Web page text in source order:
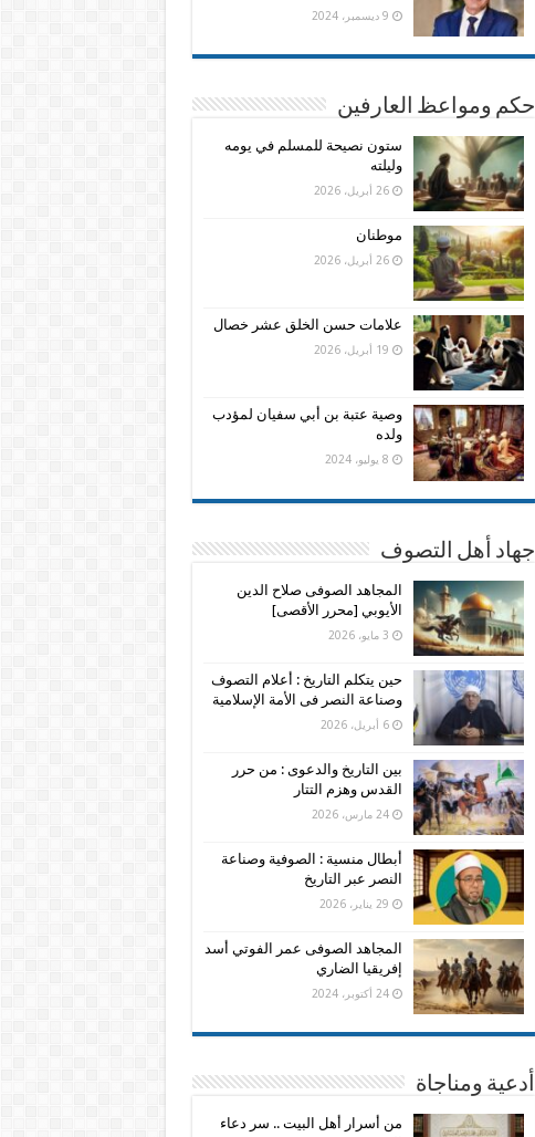
9 ديسمبر، 2024
حكم ومواعظ العارفين
ستون نصيحة للمسلم في يومه
وليلته
26 أبريل، 2026
موطنان
26 أبريل، 2026
علامات حسن الخلق عشر خصال
19 أبريل، 2026
وصية عتبة بن أبي سفيان لمؤدب
ولده
8 يوليو، 2024
جهاد أهل التصوف
المجاهد الصوفى صلاح الدين
الأيوبي [محرر الأقصى]
3 مايو، 2026
حين يتكلم التاريخ : أعلام التصوف
وصناعة النصر فى الأمة الإسلامية
6 أبريل، 2026
بين التاريخ والدعوى : من حرر
القدس وهزم التتار
24 مارس، 2026
أبطال منسية : الصوفية وصناعة
النصر عبر التاريخ
29 يناير، 2026
المجاهد الصوفى عمر الفوتي أسد
إفريقيا الضاري
24 أكتوبر، 2024
أدعية ومناجاة
من أسرار أهل البيت .. سر دعاء